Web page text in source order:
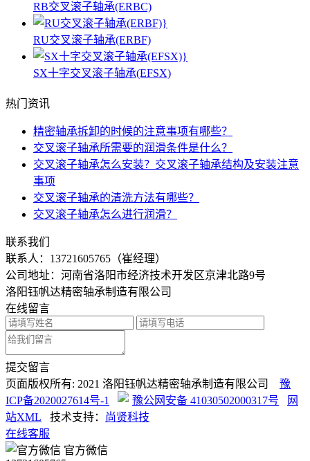
RB交叉滚子轴承(ERBC)
RU交叉滚子轴承(ERBF)
SX十字交叉滚子轴承(EFSX)
热门资讯
精密轴承拆卸的时候的注意事项有哪些？
交叉滚子轴承所需要的润滑条件是什么？
交叉滚子轴承怎么安装？交叉滚子轴承结构及安装注意
事项
交叉滚子轴承的清洗方法有哪些？
交叉滚子轴承怎么进行润滑？
联系我们
联系人： 13721605765（崔经理）
公司地址：河南省洛阳市经济技术开发区京津北路9号
洛阳钰帆达精密轴承制造有限公司
在线留言
提交留言
页面版权所有: 2021 洛阳钰帆达精密轴承制造有限公司
豫
ICP备2020027614号-1
豫公网安备 41030502000317号
网
站XML 技术支持：
尚贤科技
在线客服
官方微信